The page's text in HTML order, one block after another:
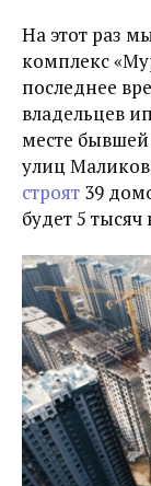
На этот раз
комплекс
последнее
владельцев
месте
улиц
строят 39
будет 5 тысяч